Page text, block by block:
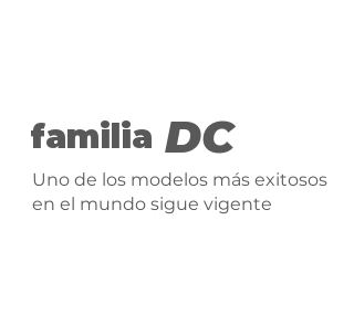
familia DC
Uno de los modelos más exitosos
en el mundo sigue vigente